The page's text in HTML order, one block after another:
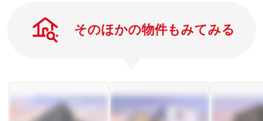
そのほかの物件もみてみる